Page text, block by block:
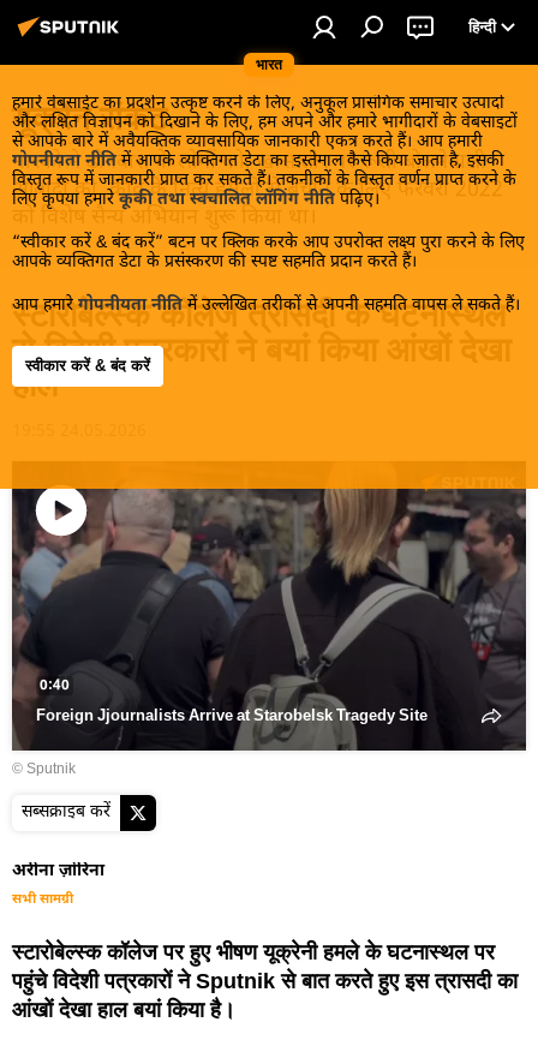
भारत
हिन्दी
हमारे वेबसाईट का प्रदर्शन उत्कृष्ट करने के लिए, अनुकूल प्रासंगिक समाचार उत्पादों
और लक्षित विज्ञापन को दिखाने के लिए, हम अपने और हमारे भागीदारों के वेबसाइटों
से आपके बारे में अवैयक्तिक व्यावसायिक जानकारी एकत्र करते हैं। आप हमारी
गोपनीयता नीति में आपके व्यक्तिगत डेटा का इस्तेमाल कैसे किया जाता है, इसकी
विस्तृत रूप में जानकारी प्राप्त कर सकते हैं। तकनीकों के विस्तृत वर्णन प्राप्त करने के
लिए कृपया हमारे कूकी तथा स्वचालित लॉगिंग नीति पढ़िए।
“स्वीकार करें & बंद करें” बटन पर क्लिक करके आप उपरोक्त लक्ष्य पुरा करने के लिए
आपके व्यक्तिगत डेटा के प्रसंस्करण की स्पष्ट सहमति प्रदान करते हैं।
आप हमारे गोपनीयता नीति में उल्लेखित तरीकों से अपनी सहमति वापस ले सकते हैं।
स्वीकार करें & बंद करें
यूक्रेन संकट
मास्को ने डोनबास के लोगों को, खास तौर पर रूसी बोलनेवाली
आबादी को, कीव के नित्य हमलों से बचाने के लिए फरवरी 2022
को विशेष सैन्य अभियान शुरू किया था।
स्टारोबेल्स्क कॉलेज त्रासदी के घटनास्थल
से विदेशी पत्रकारों ने बयां किया आंखों देखा
हाल
वीडियो
चलाएं
Foreign Jjournalists Arrive at Starobelsk Tragedy Site
0:40
© Sputnik
सब्सक्राइब करें
अरीना ज़ोरिना
सभी सामग्री
स्टारोबेल्स्क कॉलेज पर हुए भीषण यूक्रेनी हमले के घटनास्थल पर
पहुंचे विदेशी पत्रकारों ने Sputnik से बात करते हुए इस त्रासदी का
आंखों देखा हाल बयां किया है।